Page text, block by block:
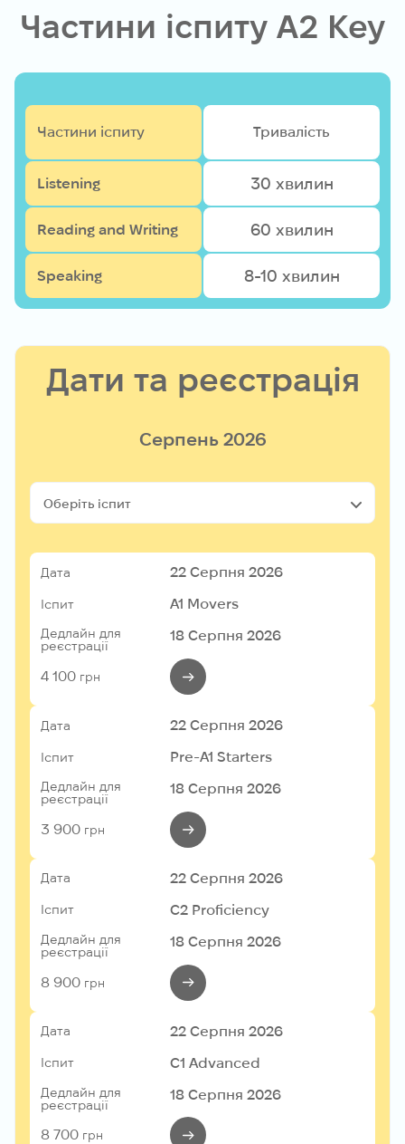
Частини іспиту A2 Key
Частини іспиту Тривалість
Listening 30 хвилин
Reading and Writing 60 хвилин
Speaking 8-10 хвилин
Дати та реєстрація
Серпень 2026
Оберіть іспит
Дата 22 Серпня 2026
Іспит A1 Movers
Дедлайн для
реєстрації
18 Серпня 2026
4 100 грн
Дата 22 Серпня 2026
Іспит Pre-A1 Starters
Дедлайн для
реєстрації
18 Серпня 2026
3 900 грн
Дата 22 Серпня 2026
Іспит C2 Proficiency
Дедлайн для
реєстрації
18 Серпня 2026
8 900 грн
Дата 22 Серпня 2026
Іспит C1 Advanced
Дедлайн для
реєстрації
18 Серпня 2026
8 700 грн